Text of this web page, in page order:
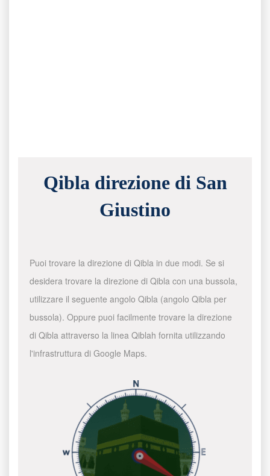
Qibla direzione di San
Giustino
Puoi trovare la direzione di Qibla in due modi. Se si
desidera trovare la direzione di Qibla con una bussola,
utilizzare il seguente angolo Qibla (angolo Qibla per
bussola). Oppure puoi facilmente trovare la direzione
di Qibla attraverso la linea Qiblah fornita utilizzando
l'infrastruttura di Google Maps.